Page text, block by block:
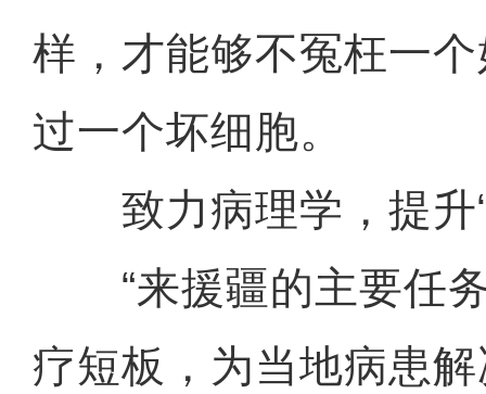
样，才能够不冤枉一
过一个坏细胞。
致力病理学，提升“
“来援疆的主要任务
疗短板，为当地病患